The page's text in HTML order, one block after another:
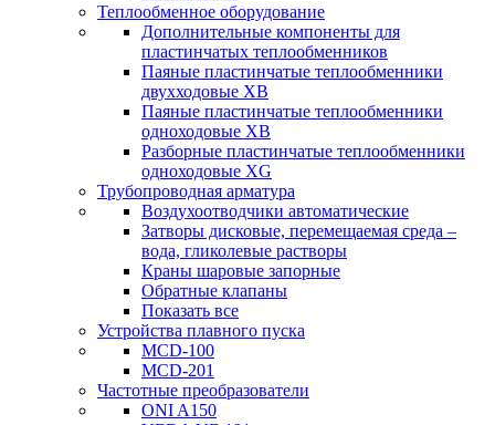
Теплообменное оборудование
Дополнительные компоненты для
пластинчатых теплообменников
Паяные пластинчатые теплообменники
двухходовые XB
Паяные пластинчатые теплообменники
одноходовые ХВ
Разборные пластинчатые теплообменники
одноходовые ХG
Трубопроводная арматура
Воздухоотводчики автоматические
Затворы дисковые, перемещаемая среда –
вода, гликолевые растворы
Краны шаровые запорные
Обратные клапаны
Показать все
Устройства плавного пуска
MCD-100
MCD-201
Частотные преобразователи
ONI A150